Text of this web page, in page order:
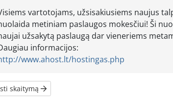
vartotojams, užsisakiusiems naujus
metiniam paslaugos mokesčiui! Ši
užsakytą paslaugą dar vieneriems
informacijos:
www.ahost.lt/hostingas.php
skaitymą